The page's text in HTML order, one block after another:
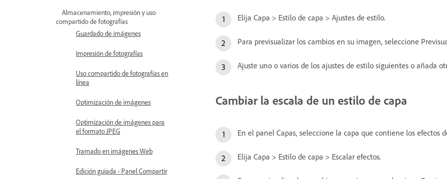
Almacenamiento, impresión y uso
compartido de fotografías
Guardado de imágenes
Impresión de fotografías
Uso compartido de fotografías en
línea
Optimización de imágenes
Optimización de imágenes para
el formato JPEG
Tramado en imágenes Web
Edición guiada - Panel Compartir
Elija Capa > Estilo de capa > Ajustes de estilo.
Para previsualizar los cambios en su imagen, seleccione
Ajuste uno o varios de los ajustes de estilo siguientes o añada
Cambiar la escala de un estilo de capa
En el panel Capas, seleccione la capa que contiene los efectos
Elija Capa > Estilo de capa > Escalar efectos.